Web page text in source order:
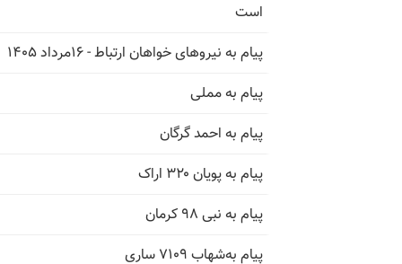
است
پیام به نیروهای خواهان ارتباط - ۱۶مرداد ۱۴۰۵
پیام به مملی
پیام به احمد گرگان
پیام به پویان ۳۲۰ اراک
پیام به نبی ۹۸ کرمان
پیام به‌شهاب ۷۱۰۹ ساری